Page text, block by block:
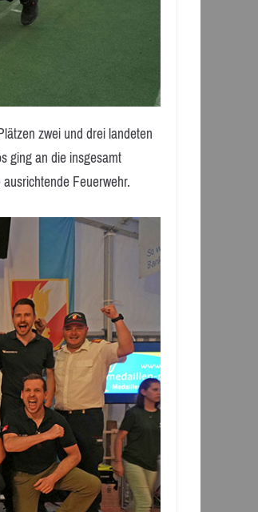
zwei und drei landeten
ging an die insgesamt
Feuerwehr.